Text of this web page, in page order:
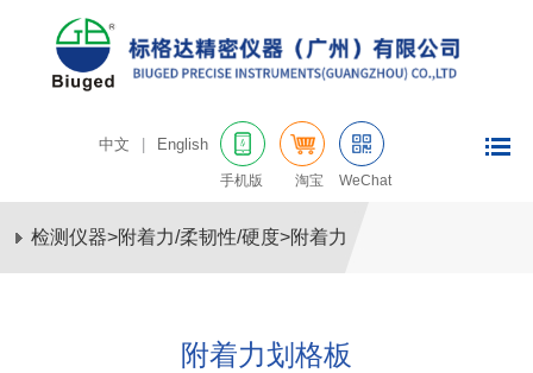
中文 English
手机版 淘宝 WeChat
检测仪器>附着力/柔韧性/硬度>附着力
附着力划格板